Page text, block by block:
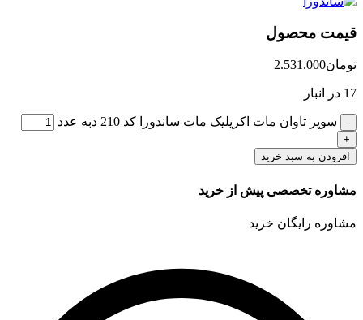
قیمت محصول
تومان2.531.000
17 در انبار
سوپر تاوان مات اکریلیک مات ساندورا کد 210 دبه عدد
افزودن به سبد خرید
مشاوره تخصصی پیش از خرید
مشاوره رایگان خرید